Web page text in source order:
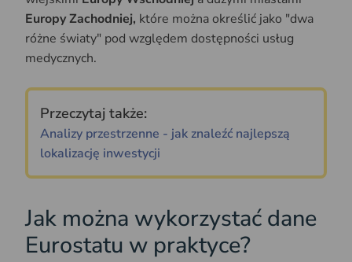
Europy Zachodniej, które można określić jako "dwa
różne światy" pod względem dostępności usług
medycznych.
Przeczytaj także:
Analizy przestrzenne - jak znaleźć najlepszą
lokalizację inwestycji
Jak można wykorzystać dane
Eurostatu w praktyce?